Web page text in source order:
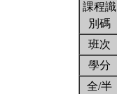
課程識
別碼
班次
學分
全/半